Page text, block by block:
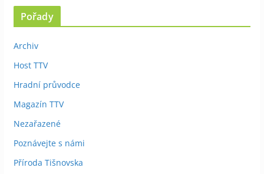
Pořady
Archiv
Host TTV
Hradní průvodce
Magazín TTV
Nezařazené
Poznávejte s námi
Příroda Tišnovska